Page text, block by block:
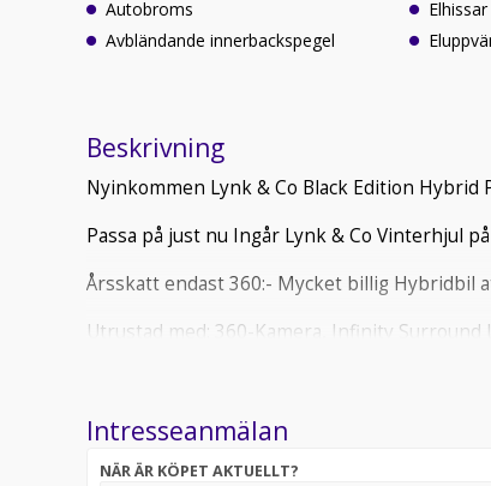
Autobroms
Avbländande innerbackspegel
Beskrivning
Nyinkommen Lynk & Co Black Edition Hybrid
Passa på just nu Ingår Lynk & Co Vinterhjul
Årsskatt endast 360:- Mycket billig Hybridbil
Utrustad med: 360-Kamera, Infinity
Intresseanmälan
NÄR ÄR KÖPET AKTUELLT?